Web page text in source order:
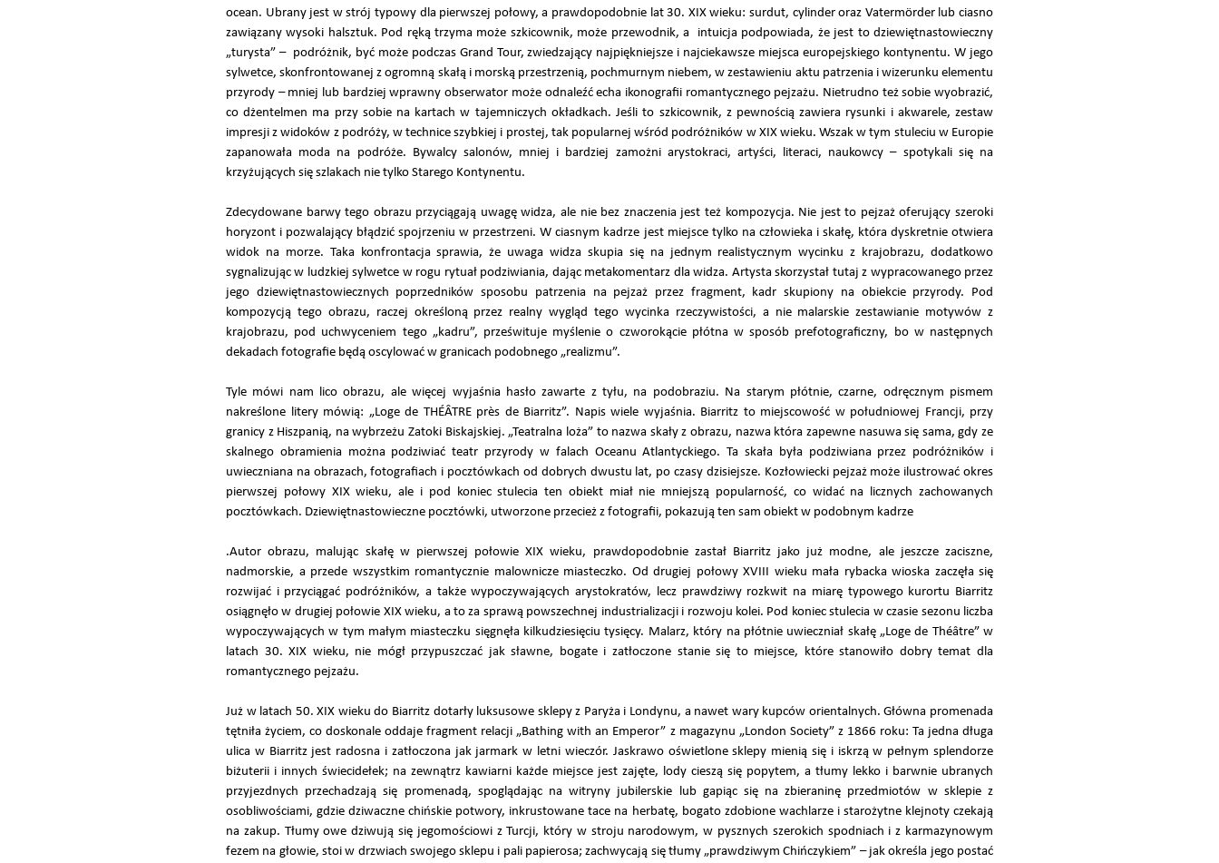
ocean. Ubrany jest w strój typowy dla pierwszej połowy, a prawdopodobnie lat 30. XIX wieku: surdut, cylinder oraz Vatermörder lub ciasno
zawiązany wysoki halsztuk. Pod ręką trzyma może szkicownik, może przewodnik, a intuicja podpowiada, że jest to dziewiętnastowieczny
„turysta” – podróżnik, być może podczas Grand Tour, zwiedzający najpiękniejsze i najciekawsze miejsca europejskiego kontynentu. W jego
sylwetce, skonfrontowanej z ogromną skałą i morską przestrzenią, pochmurnym niebem, w zestawieniu aktu patrzenia i wizerunku elementu
przyrody – mniej lub bardziej wprawny obserwator może odnaleźć echa ikonografii romantycznego pejzażu. Nietrudno też sobie wyobrazić,
co dżentelmen ma przy sobie na kartach w tajemniczych okładkach. Jeśli to szkicownik, z pewnością zawiera rysunki i akwarele, zestaw
impresji z widoków z podróży, w technice szybkiej i prostej, tak popularnej wśród podróżników w XIX wieku. Wszak w tym stuleciu w Europie
zapanowała moda na podróże. Bywalcy salonów, mniej i bardziej zamożni arystokraci, artyści, literaci, naukowcy – spotykali się na
krzyżujących się szlakach nie tylko Starego Kontynentu.
Zdecydowane barwy tego obrazu przyciągają uwagę widza, ale nie bez znaczenia jest też kompozycja. Nie jest to pejzaż oferujący szeroki
horyzont i pozwalający błądzić spojrzeniu w przestrzeni. W ciasnym kadrze jest miejsce tylko na człowieka i skałę, która dyskretnie otwiera
widok na morze. Taka konfrontacja sprawia, że uwaga widza skupia się na jednym realistycznym wycinku z krajobrazu, dodatkowo
sygnalizując w ludzkiej sylwetce w rogu rytuał podziwiania, dając metakomentarz dla widza. Artysta skorzystał tutaj z wypracowanego przez
jego dziewiętnastowiecznych poprzedników sposobu patrzenia na pejzaż przez fragment, kadr skupiony na obiekcie przyrody. Pod
kompozycją tego obrazu, raczej określoną przez realny wygląd tego wycinka rzeczywistości, a nie malarskie zestawianie motywów z
krajobrazu, pod uchwyceniem tego „kadru”, prześwituje myślenie o czworokącie płótna w sposób prefotograficzny, bo w następnych
dekadach fotografie będą oscylować w granicach podobnego „realizmu”.
Tyle mówi nam lico obrazu, ale więcej wyjaśnia hasło zawarte z tyłu, na podobraziu. Na starym płótnie, czarne, odręcznym pismem
nakreślone litery mówią: „Loge de THÉÂTRE près de Biarritz”. Napis wiele wyjaśnia. Biarritz to miejscowość w południowej Francji, przy
granicy z Hiszpanią, na wybrzeżu Zatoki Biskajskiej. „Teatralna loża” to nazwa skały z obrazu, nazwa która zapewne nasuwa się sama, gdy ze
skalnego obramienia można podziwiać teatr przyrody w falach Oceanu Atlantyckiego. Ta skała była podziwiana przez podróżników i
uwieczniana na obrazach, fotografiach i pocztówkach od dobrych dwustu lat, po czasy dzisiejsze. Kozłowiecki pejzaż może ilustrować okres
pierwszej połowy XIX wieku, ale i pod koniec stulecia ten obiekt miał nie mniejszą popularność, co widać na licznych zachowanych
pocztówkach. Dziewiętnastowieczne pocztówki, utworzone przecież z fotografii, pokazują ten sam obiekt w podobnym kadrze
.Autor obrazu, malując skałę w pierwszej połowie XIX wieku, prawdopodobnie zastał Biarritz jako już modne, ale jeszcze zaciszne,
nadmorskie, a przede wszystkim romantycznie malownicze miasteczko. Od drugiej połowy XVIII wieku mała rybacka wioska zaczęła się
rozwijać i przyciągać podróżników, a także wypoczywających arystokratów, lecz prawdziwy rozkwit na miarę typowego kurortu Biarritz
osiągnęło w drugiej połowie XIX wieku, a to za sprawą powszechnej industrializacji i rozwoju kolei. Pod koniec stulecia w czasie sezonu liczba
wypoczywających w tym małym miasteczku sięgnęła kilkudziesięciu tysięcy. Malarz, który na płótnie uwieczniał skałę „Loge de Théâtre” w
latach 30. XIX wieku, nie mógł przypuszczać jak sławne, bogate i zatłoczone stanie się to miejsce, które stanowiło dobry temat dla
romantycznego pejzażu.
Już w latach 50. XIX wieku do Biarritz dotarły luksusowe sklepy z Paryża i Londynu, a nawet wary kupców orientalnych. Główna promenada
tętniła życiem, co doskonale oddaje fragment relacji „Bathing with an Emperor” z magazynu „London Society” z 1866 roku: Ta jedna długa
ulica w Biarritz jest radosna i zatłoczona jak jarmark w letni wieczór. Jaskrawo oświetlone sklepy mienią się i iskrzą w pełnym splendorze
biżuterii i innych świecidełek; na zewnątrz kawiarni każde miejsce jest zajęte, lody cieszą się popytem, a tłumy lekko i barwnie ubranych
przyjezdnych przechadzają się promenadą, spoglądając na witryny jubilerskie lub gapiąc się na zbieraninę przedmiotów w sklepie z
osobliwościami, gdzie dziwaczne chińskie potwory, inkrustowane tace na herbatę, bogato zdobione wachlarze i starożytne klejnoty czekają
na zakup. Tłumy owe dziwują się jegomościowi z Turcji, który w stroju narodowym, w pysznych szerokich spodniach i z karmazynowym
fezem na głowie, stoi w drzwiach swojego sklepu i pali papierosa; zachwycają się tłumy „prawdziwym Chińczykiem” – jak określa jego postać